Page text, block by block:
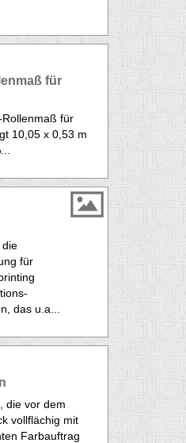
für
für
10,05 x 0,53 m
die
für
das u.a...
die vor dem
vollflächig mit
Farbauftrag